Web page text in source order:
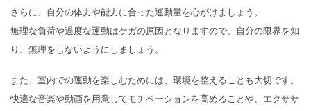
さらに、自分の体力や能力に合った運動量を心がけましょう。
無理な負荷や過度な運動はケガの原因となりますので、自分の限界を知
り、無理をしないようにしましょう。
また、室内での運動を楽しむためには、環境を整えることも大切です。
快適な音楽や動画を用意してモチベーションを高めることや、エクササ